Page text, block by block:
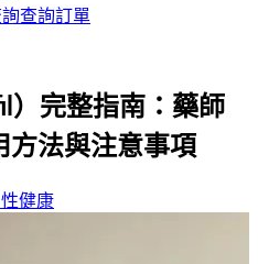
查詢訂單
）完整指南：藥師
方法與注意事項
健康